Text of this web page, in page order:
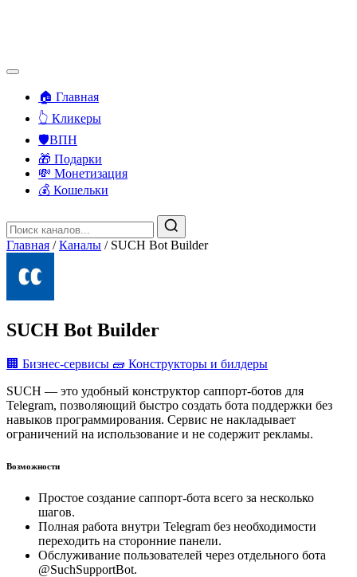
🏠 Главная
👆 Кликеры
🛡️ВПН
🎁 Подарки
💸 Монетизация
💰 Кошельки
Главная / Каналы / SUCH Bot Builder
SUCH Bot Builder
🏢 Бизнес-сервисы 🧱 Конструкторы и билдеры
SUCH — это удобный конструктор саппорт-ботов для
Telegram, позволяющий быстро создать бота поддержки без
навыков программирования. Сервис не накладывает
ограничений на использование и не содержит рекламы.
Возможности
Простое создание саппорт-бота всего за несколько
шагов.
Полная работа внутри Telegram без необходимости
переходить на сторонние панели.
Обслуживание пользователей через отдельного бота
@SuchSupportBot.